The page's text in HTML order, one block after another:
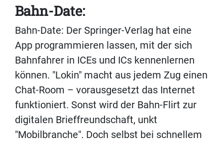
Bahn-Date:
Bahn-Date: Der Springer-Verlag hat eine
App programmieren lassen, mit der sich
Bahnfahrer in ICEs und ICs kennenlernen
können. "Lokin" macht aus jedem Zug einen
Chat-Room – vorausgesetzt das Internet
funktioniert. Sonst wird der Bahn-Flirt zur
digitalen Brieffreundschaft, unkt
"Mobilbranche". Doch selbst bei schnellem